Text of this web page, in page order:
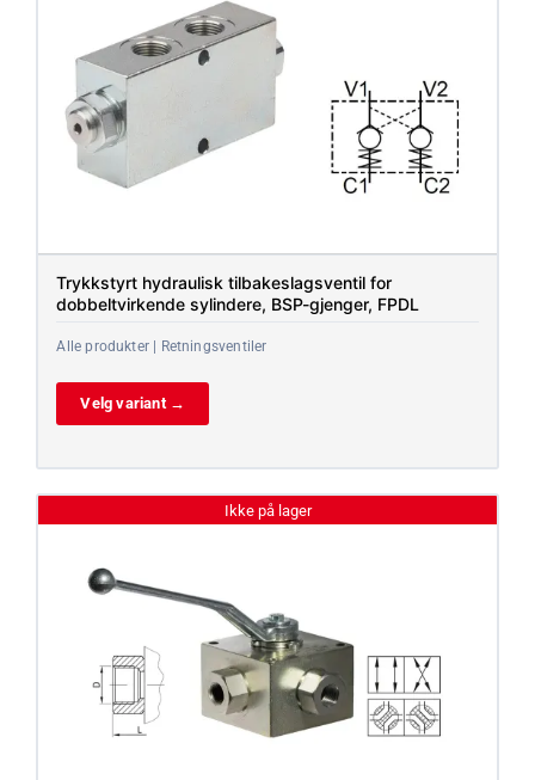
Trykkstyrt hydraulisk tilbakeslagsventil for
dobbeltvirkende sylindere, BSP-gjenger, FPDL
Alle produkter | Retningsventiler
Velg variant →
Ikke på lager